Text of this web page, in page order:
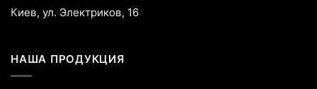
Киев, ул. Электриков, 16
НАША ПРОДУКЦИЯ